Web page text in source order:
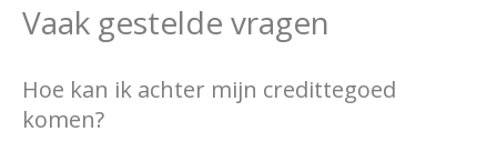
Vaak gestelde vragen
Hoe kan ik achter mijn credittegoed
komen?